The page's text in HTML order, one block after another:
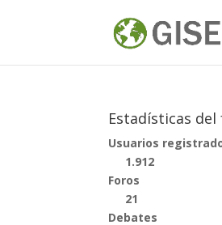
Estadísticas
Usuarios
1.912
Foros
21
Debates